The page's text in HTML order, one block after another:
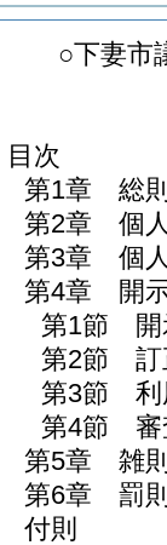
○下妻市
目次
第1章
総
第2章
個
第3章
個
第4章
開
第1節
第2節
第3節
第4節
第5章
雑
第6章
罰
付則